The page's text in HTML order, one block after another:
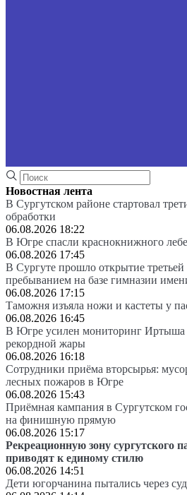
Новостная лента
В Сургутском районе стартовал
обработки
06.08.2026 18:22
В Югре спасли краснокнижного
06.08.2026 17:45
В Сургуте прошло открытие
пребыванием на базе гимназии
06.08.2026 17:15
Таможня изъяла ножи и кастеты у
06.08.2026 16:45
В Югре усилен мониторинг Иртыша
рекордной жары
06.08.2026 16:18
Сотрудники приёма вторсырья:
лесных пожаров в Югре
06.08.2026 15:43
Приёмная кампания в Сургутском
на финишную прямую
06.08.2026 15:17
Рекреационную зону сургутского
приводят к единому стилю
06.08.2026 14:51
Дети югорчанина пытались через